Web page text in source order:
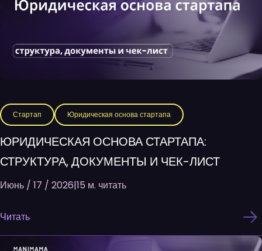
Стартап Юридическая основа стартапа
ЮРИДИЧЕСКАЯ ОСНОВА СТАРТАПА:
СТРУКТУРА, ДОКУМЕНТЫ И ЧЕК-ЛИСТ
Июнь / 17 / 2026|15 м. читать
Читать